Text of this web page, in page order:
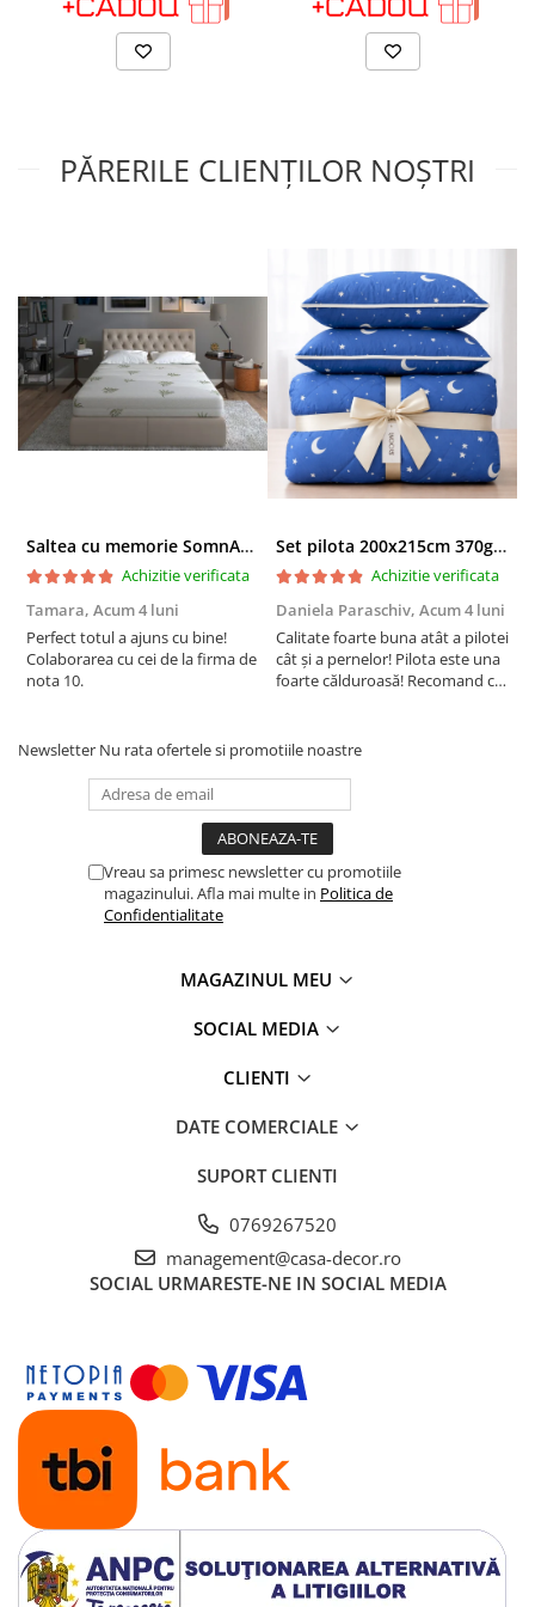
PĂRERILE CLIENȚILOR NOȘTRI
Saltea cu memorie SomnART XXL Memory Plus 160x190, înălțime 25cm, pentru persoane supraponderale, husă Aloe Vera detașabilă, rulată, fermitate mare
Achizitie verificata
Tamara, Acum 4 luni
Perfect totul a ajuns cu bine!
Colaborarea cu cei de la firma de
nota 10.
Set pilota 200x215cm 370g cu 2 perne 50x70,albastru- PLT36
Achizitie verificata
Daniela Paraschiv, Acum 4 luni
Calitate foarte buna atât a pilotei
cât și a pernelor! Pilota este una
foarte călduroasă! Recomand cu
Newsletter Nu rata ofertele si promotiile noastre
Vreau sa primesc newsletter cu promotiile
magazinului. Afla mai multe in Politica de
Confidentialitate
MAGAZINUL MEU
SOCIAL MEDIA
CLIENTI
DATE COMERCIALE
SUPORT CLIENTI
0769267520
management@casa-decor.ro
SOCIAL URMARESTE-NE IN SOCIAL MEDIA